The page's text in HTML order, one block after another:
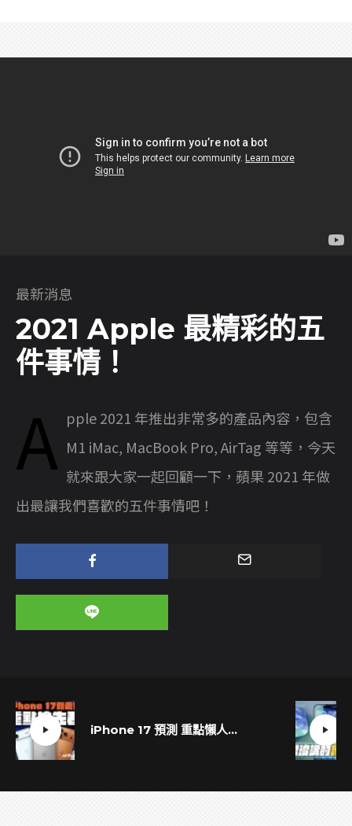
最新消息
2021 Apple 最精彩的五
件事情！
A pple 2021 年推出非常多的產品內容，包含
M1 iMac, MacBook Pro, AirTag 等等，今天
就來跟大家一起回顧一下，蘋果 2021 年做
出最讓我們喜歡的五件事情吧！
iPhone 17 預測 重點懶人包！十大亮點一次掌握